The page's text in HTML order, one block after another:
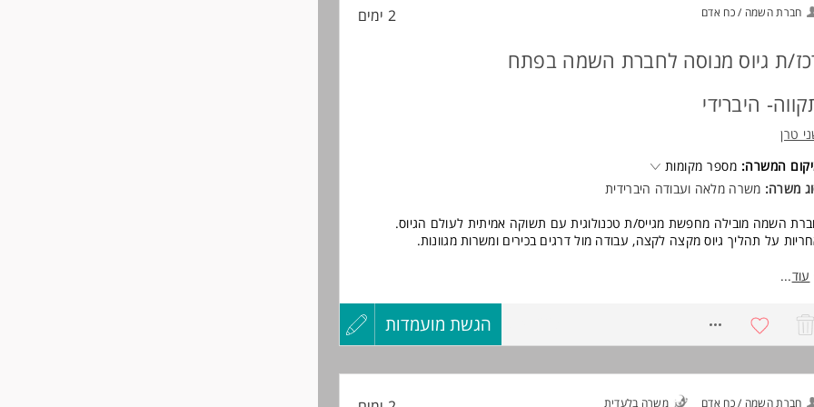
חברת השמה / כח אדם 2 ימים
ת גיוס מנוסה לחברת השמה בפתח
היברידי
טרן
המשרה: מספר מקומות
משרה: משרה מלאה ועבודה היברידית
השמה מובילה מחפשת מגייס/ת טכנולוגית עם תשוקה אמיתית לעולם הגיוס.
על תהליך גיוס מקצה לקצה, עבודה מול דרגים בכירים ומשרות מגוונות.
ניסיון של לפחות שנה בגיוס טכנולוגי
ניסיון עם משרות למגזר הממשלתי/ ציבורי/ ביטחוני- יתרון משמעותי
הכירות עם מערכת אדם טוטאל- יתרון משמעותי
ניסיון בסורסינג ברשתות, אתרי דרושים ולינקדאין
רלוונטי- יתרון המשרה מיועדת לנשים ולגברים כאחד.
עוד...
הגשת מועמדות
עדכון
חברת השמה / כח אדם משרה בלעדית